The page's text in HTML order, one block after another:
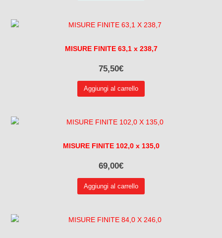
MISURE FINITE 63,1 x 238,7
75,50€
Aggiungi al carrello
MISURE FINITE 102,0 x 135,0
69,00€
Aggiungi al carrello